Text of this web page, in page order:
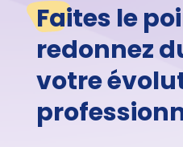
Faites le
redonnez
votre